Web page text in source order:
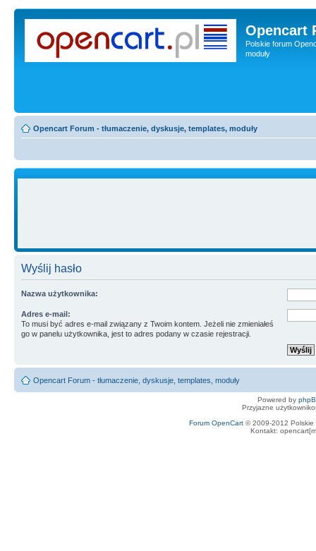
Opencart
Polskie forum
moduły
Opencart Forum - tłumaczenie, dyskusje, templates, moduły
Wyślij hasło
Nazwa użytkownika:
Adres e-mail:
To musi być adres e-mail związany z Twoim kontem. Jeżeli nie zmieniałeś
go w panelu użytkownika, jest to adres podany w czasie rejestracji.
Opencart Forum - tłumaczenie, dyskusje, templates, moduły
Powered by
Przyjazne
Forum OpenCart© 2009-2012 Polskie
Kontakt: